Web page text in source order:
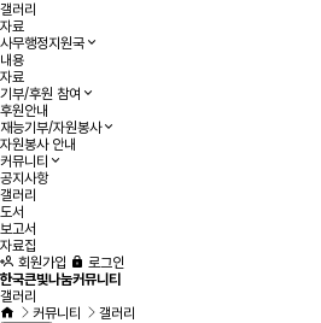
갤러리
자료
사무행정지원국
내용
자료
기부/후원 참여
후원안내
재능기부/자원봉사
자원봉사 안내
커뮤니티
공지사항
갤러리
도서
보고서
자료집
회원가입
로그인
한국큰빛나눔커뮤니티
갤러리
커뮤니티
갤러리